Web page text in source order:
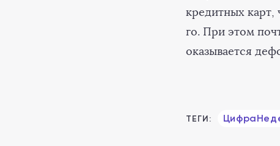
кредитных карт,
го. При этом
оказывается
ТЕГИ: